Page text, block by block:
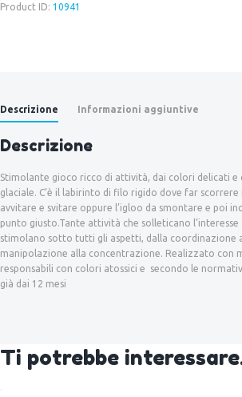
Product ID: 10941
Descrizione Informazioni aggiuntive
Descrizione
Stimolante gioco ricco di attività, dai colori delicati e
glaciale. C’è il labirinto di filo rigido dove far scorrere
avvitare e svitare oppure l’igloo da smontare e poi
punto giusto.Tante attività che solleticano l’interesse
stimolano sotto tutti gli aspetti, dalla coordinazione
manipolazione alla concentrazione. Realizzato con
responsabili con colori atossici e secondo le
già dai 12 mesi
Ti potrebbe